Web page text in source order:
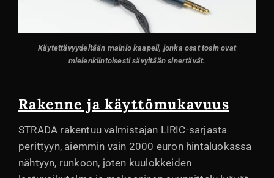
Käytettävyydeltään mainio kaapeli, jonka osat tosin ovat
mielenkiintoisesti sävyltään sinertävät.
Rakenne ja käyttömukavuus
STRADA rakentuu valmistajan LIRIC-sarjasta
perittyyn, aiemmin vain 2000 euron hintaluokassa
nähtyyn, runkoon, joten kuulokkeiden